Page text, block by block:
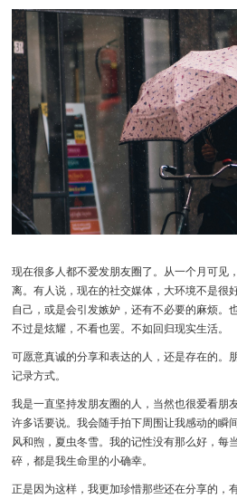
现在很多人都不爱发朋友圈了。从一个月可见
离。有人说，现在的社交媒体，大环境不是很
自己，或是会引发嫉妒，还有不必要的麻烦。
不过是炫耀，不看也罢。不如回归现实生活。
可愿意真诚的分享和表达的人，还是存在的。
记录方式。
我是一直坚持发朋友圈的人，当然也很爱看朋
许多话要说。我会随手拍下周围让我感动的瞬
风和煦，夏虫冬雪。我的记性没有那么好，每
碎，都是我生命里的小确幸。
正是因为这样，我更加珍惜那些还在分享的，